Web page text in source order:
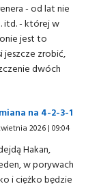
- od lat nie
itd. - której w
jest to
jeszcze zrobić,
dwóch
na 4-2-3-1
2026 | 09:04
Hakan,
w porywach
i ciężko będzie